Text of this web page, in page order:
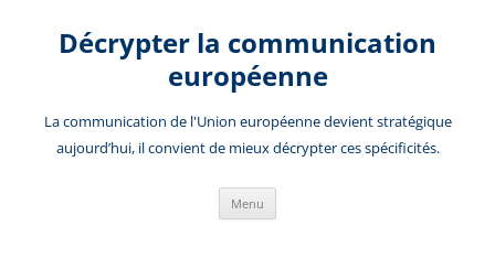
contenuDécrypter la communication
européenne
La communication de l'Union européenne devient stratégique
aujourd’hui, il convient de mieux décrypter ces spécificités.
Menu